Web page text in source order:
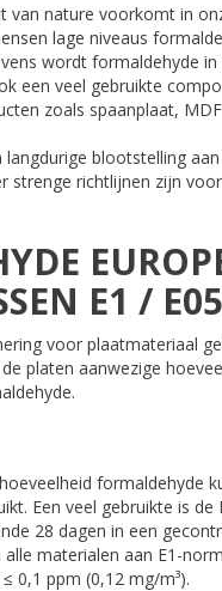
van nature voorkomt in
lage niveaus
wordt formaldehyde
een veel gebruikte
zoals spaanplaat,
blootstelling
strenge richtlijnen zijn
E1 /
voor plaatmateriaal
platen aanwezige
formaldehyde
Een veel gebruikte is
28 dagen in een
materialen aan E1-
0,1 ppm (0,12 mg/m³).